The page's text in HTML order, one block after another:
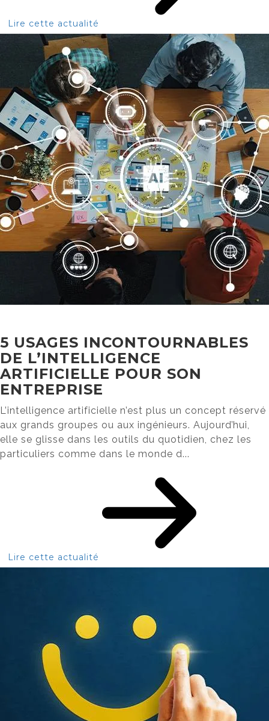
Lire cette actualité
5 USAGES INCONTOURNABLES
DE L’INTELLIGENCE
ARTIFICIELLE POUR SON
ENTREPRISE
L’intelligence artificielle n’est plus un concept réservé
aux grands groupes ou aux ingénieurs. Aujourd’hui,
elle se glisse dans les outils du quotidien, chez les
particuliers comme dans le monde d...
Lire cette actualité